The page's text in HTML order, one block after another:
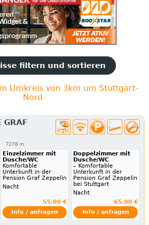
filtern und sortieren
Umkreis von 3km um Stuttgart-
Nord
GRAF
7278 m
Einzelzimmer mit
Dusche/WC
Komfortable
Unterkunft in der
Pension Graf Zeppelin
Nacht
55.00 €
Info / anfragen
Doppelzimmer mit
Dusche/WC
– Komfortable
Unterkunft in der
Pension Graf Zeppelin
bei Stuttgart
Nacht
65.00 €
Info / anfragen